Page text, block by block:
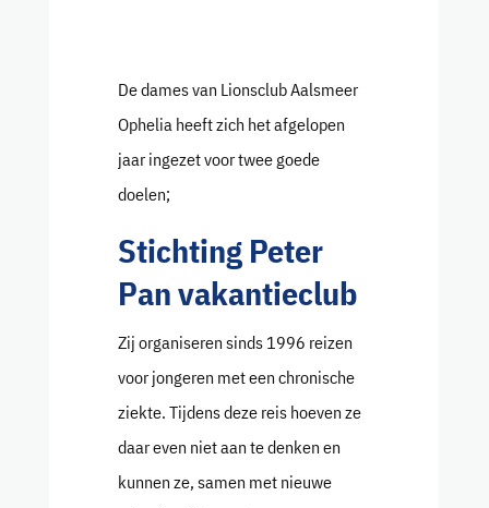
De dames van Lionsclub Aalsmeer
Ophelia heeft zich het afgelopen
jaar ingezet voor twee goede
doelen;
Stichting Peter
Pan vakantieclub
Zij organiseren sinds 1996 reizen
voor jongeren met een chronische
ziekte. Tijdens deze reis hoeven ze
daar even niet aan te denken en
kunnen ze, samen met nieuwe